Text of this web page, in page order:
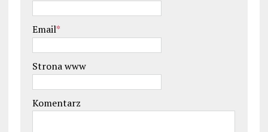
Email*
Strona www
Komentarz